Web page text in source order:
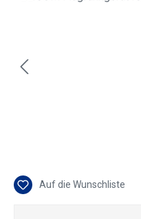
Auf die Wunschliste